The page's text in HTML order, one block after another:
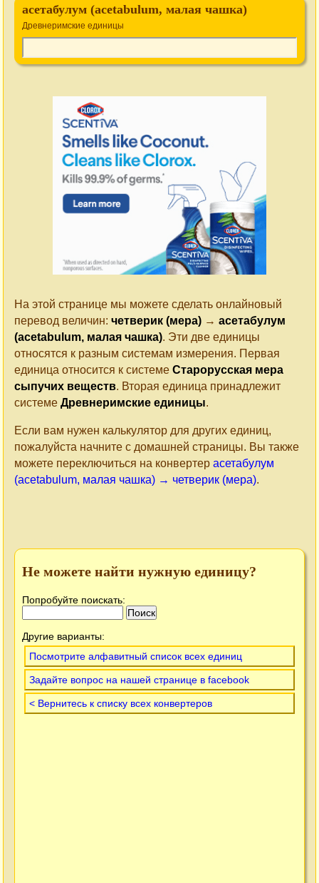
асетабулум (acetabulum, малая чашка)
Древнеримские единицы
На этой странице мы можете сделать онлайновый
перевод величин: четверик (мера) → асетабулум
(acetabulum, малая чашка). Эти две единицы
относятся к разным системам измерения. Первая
единица относится к системе Старорусская мера
сыпучих веществ. Вторая единица принадлежит
системе Древнеримские единицы.
Если вам нужен калькулятор для других единиц,
пожалуйста начните с домашней страницы. Вы также
можете переключиться на конвертер асетабулум
(acetabulum, малая чашка) → четверик (мера).
Не можете найти нужную единицу?
Попробуйте поискать:
Другие варианты:
Посмотрите алфавитный список всех единиц
Задайте вопрос на нашей странице в facebook
< Вернитесь к списку всех конвертеров